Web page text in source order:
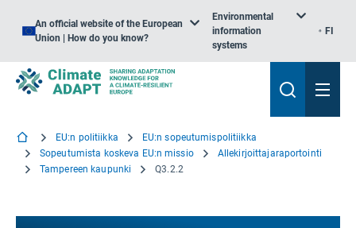
An official website of the European
Union | How do you know?
Environmental
information
systems
FI
EU:n politiikka
EU:n sopeutumispolitiikka
Sopeutumista koskeva EU:n missio
Allekirjoittajaraportointi
Tampereen kaupunki
Q3.2.2